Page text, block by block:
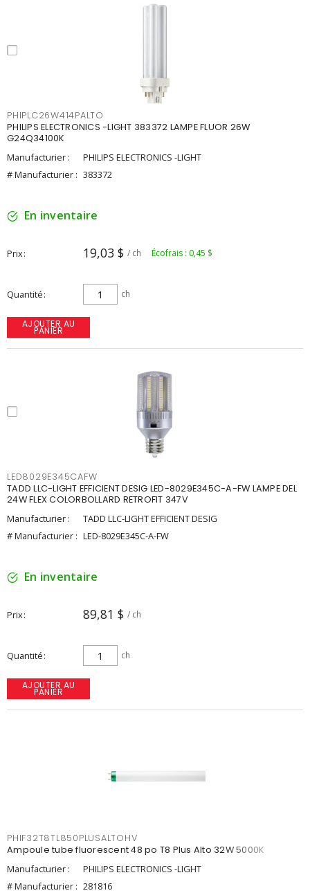
PHIPLC26W414PALTO
PHILIPS ELECTRONICS -LIGHT 383372 LAMPE FLUOR 26W
G24Q34100K
Manufacturier :
PHILIPS ELECTRONICS -LIGHT
# Manufacturier : 383372
En inventaire
Prix 19,03 $ / ch Écofrais : 0,45 $
Quantité ch
AJOUTER AU
PANIER
LED8029E345CAFW
TADD LLC-LIGHT EFFICIENT DESIG LED-8029E345C-A-FW LAMPE DEL
24W FLEX COLORBOLLARD RETROFIT 347V
Manufacturier :
TADD LLC-LIGHT EFFICIENT DESIG
# Manufacturier : LED-8029E345C-A-FW
En inventaire
Prix 89,81 $ / ch
Quantité ch
AJOUTER AU
PANIER
PHIF32T8TL850PLUSALTOHV
Ampoule tube fluorescent 48 po T8 Plus Alto 32W 5000K
Manufacturier :
PHILIPS ELECTRONICS -LIGHT
# Manufacturier : 281816